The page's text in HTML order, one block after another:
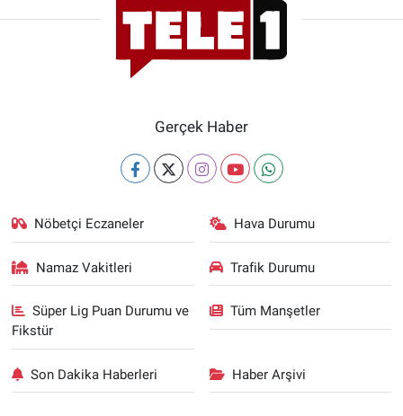
Gerçek Haber
Nöbetçi Eczaneler Hava Durumu
Namaz Vakitleri Trafik Durumu
Süper Lig Puan Durumu ve
Fikstür
Tüm Manşetler
Son Dakika Haberleri Haber Arşivi